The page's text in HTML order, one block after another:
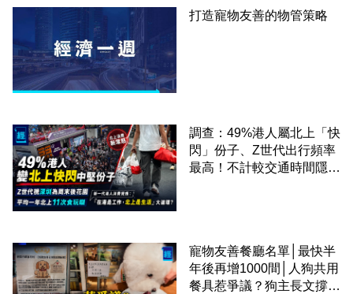
打造寵物友善的物管策略
調查：49%港人屬北上「快
閃」份子、Z世代出行頻率
最高！不計較交通時間隱形
寵物友善餐廳名單│最快半
年後再增1000間│人狗共用
餐具惹爭議？狗主長文撐